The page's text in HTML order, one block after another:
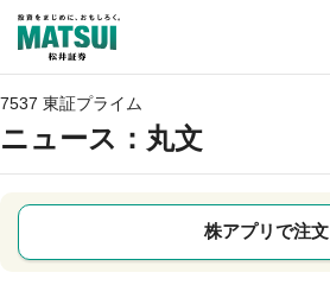
7537 東証プライム
ニュース ：丸文
株アプリで注文